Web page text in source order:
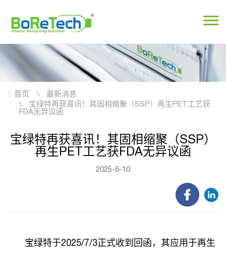
:: 首页
最新消息
宝绿特再获喜讯！其固相缩聚（SSP）再生PET工艺获
FDA无异议函
宝绿特再获喜讯！其固相缩聚（SSP）
再生PET工艺获FDA无异议函
2025-6-10
宝绿特于2025/7/3正式收到回函， 其应用于再生